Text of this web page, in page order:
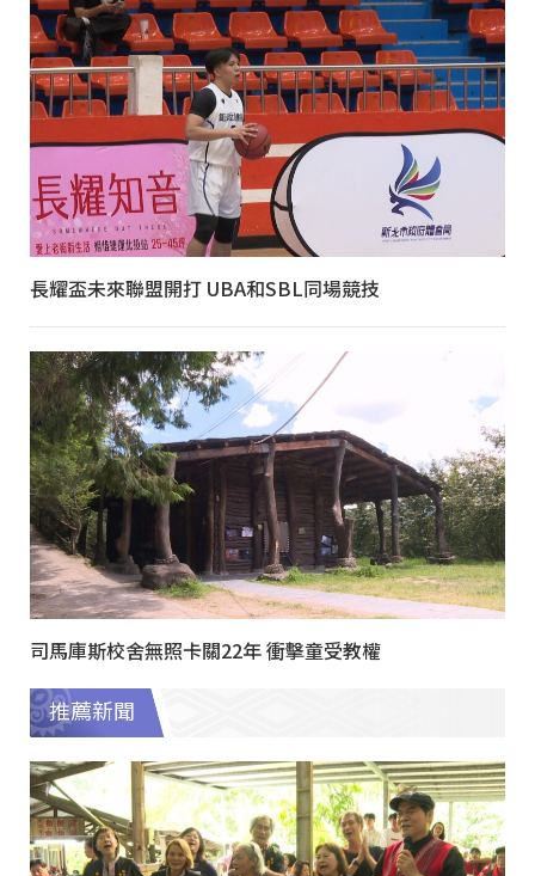
長耀盃未來聯盟開打 UBA和SBL同場競技
司馬庫斯校舍無照卡關22年 衝擊童受教權
推薦新聞